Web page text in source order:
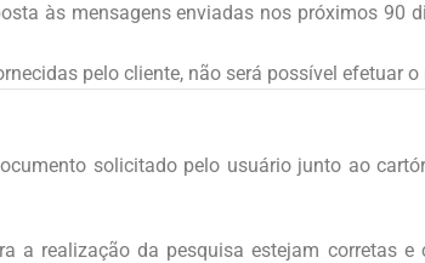
às mensagens enviadas nos próximos 90
pelo cliente, não será possível efetuar o
solicitado pelo usuário junto ao
a realização da pesquisa estejam corretas